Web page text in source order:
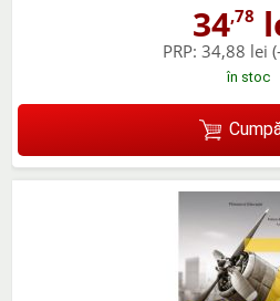
34,78
PRP: 34,88 lei
în stoc